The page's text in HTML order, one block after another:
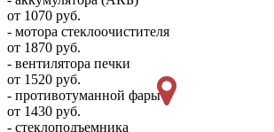
от 1070 руб.
- мотора стеклоочистителя
от 1870 руб.
- вентилятора печки
от 1520 руб.
- противотуманной фары
от 1430 руб.
- стеклоподъемника